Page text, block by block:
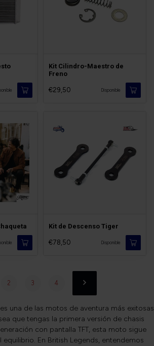
Kit Cilindro-Maestro de
Freno
€29,50 Disponible
Kit de Descenso Tiger
€78,50 Disponible
2 3 4
una de las motos de aventura más exitosas
que tengas la primera versión de chasis
con pantalla TFT, esta moto sigue
En British Legends, entendemos